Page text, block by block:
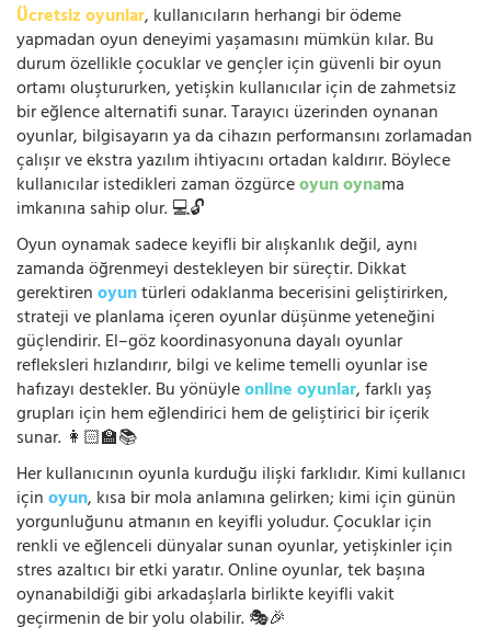
Ücretsiz oyunlar, kullanıcıların herhangi bir ödeme
yapmadan oyun deneyimi yaşamasını mümkün kılar. Bu
durum özellikle çocuklar ve gençler için güvenli bir oyun
ortamı oluştururken, yetişkin kullanıcılar için de zahmetsiz
bir eğlence alternatifi sunar. Tarayıcı üzerinden oynanan
oyunlar, bilgisayarın ya da cihazın performansını zorlamadan
çalışır ve ekstra yazılım ihtiyacını ortadan kaldırır. Böylece
kullanıcılar istedikleri zaman özgürceoyun oynama
imkanına sahip olur. 💻🔓
Oyun oynamak sadece keyifli bir alışkanlık değil, aynı
zamanda öğrenmeyi destekleyen bir süreçtir. Dikkat
gerektirenoyuntürleri odaklanma becerisini geliştirirken,
strateji ve planlama içeren oyunlar düşünme yeteneğini
güçlendirir. El–göz koordinasyonuna dayalı oyunlar
refleksleri hızlandırır, bilgi ve kelime temelli oyunlar ise
hafızayı destekler. Bu yönüyleonline oyunlar, farklı yaş
grupları için hem eğlendirici hem de geliştirici bir içerik
sunar. 👩🏻‍🏫📚
Her kullanıcının oyunla kurduğu ilişki farklıdır. Kimi kullanıcı
içinoyun, kısa bir mola anlamına gelirken; kimi için günün
yorgunluğunu atmanın en keyifli yoludur. Çocuklar için
renkli ve eğlenceli dünyalar sunan oyunlar, yetişkinler için
stres azaltıcı bir etki yaratır. Online oyunlar, tek başına
oynanabildiği gibi arkadaşlarla birlikte keyifli vakit
geçirmenin de bir yolu olabilir. 🎭🎉